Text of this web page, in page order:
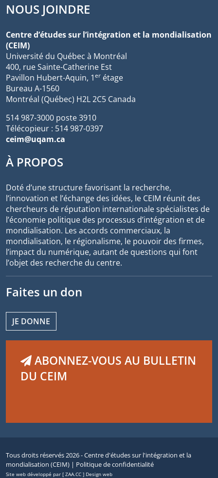
NOUS JOINDRE
Centre d’études sur l’intégration et la mondialisation
(CEIM)
Université du Québec à Montréal
400, rue Sainte-Catherine Est
Pavillon Hubert-Aquin, 1er étage
Bureau A-1560
Montréal (Québec) H2L 2C5 Canada
514 987-3000 poste 3910
Télécopieur : 514 987-0397
ceim@uqam.ca
À PROPOS
Doté d’une structure favorisant la recherche,
l’innovation et l’échange des idées, le CEIM réunit des
chercheurs de réputation internationale spécialistes de
l’économie politique des processus d’intégration et de
mondialisation. Les accords commerciaux, la
mondialisation, le régionalisme, le pouvoir des firmes,
l’impact du numérique, autant de questions qui font
l’objet des recherche du centre.
Faites un don
JE DONNE
ABONNEZ-VOUS AU BULLETIN
DU CEIM
Tous droits réservés 2026 - Centre d'études sur l'intégration et la
mondialisation (CEIM) | Politique de confidentialité
Site web développé par [ ZAA.CC ] Design web